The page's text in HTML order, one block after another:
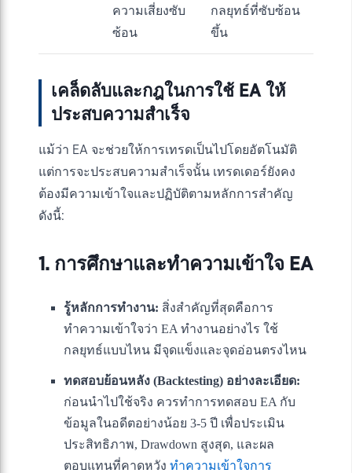
ความเสี่ยงซับ
ซ้อน
กลยุทธ์ที่ซับซ้อน
ขึ้น
เคล็ดลับและกฎในการใช้ EA ให้
ประสบความสำเร็จ
แม้ว่า EA จะช่วยให้การเทรดเป็นไปโดยอัตโนมัติ
แต่การจะประสบความสำเร็จนั้น เทรดเดอร์ยังคง
ต้องมีความเข้าใจและปฏิบัติตามหลักการสำคัญ
ดังนี้:
1. การศึกษาและทำความเข้าใจ EA
รู้หลักการทำงาน: สิ่งสำคัญที่สุดคือการ
ทำความเข้าใจว่า EA ทำงานอย่างไร ใช้
กลยุทธ์แบบไหน มีจุดแข็งและจุดอ่อนตรงไหน
ทดสอบย้อนหลัง (Backtesting) อย่างละเอียด:
ก่อนนำไปใช้จริง ควรทำการทดสอบ EA กับ
ข้อมูลในอดีตอย่างน้อย 3-5 ปี เพื่อประเมิน
ประสิทธิภาพ, Drawdown สูงสุด, และผล
ตอบแทนที่คาดหวัง ทำความเข้าใจการ